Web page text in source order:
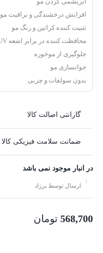
افزایش درخشندگی و براقیت مو
تثبیت کننده کراتین و رنگ مو
محافظت کننده در برابر اشعه UV
جلوگیری از موخوره
جوانسازی مو
بدون سولفات و چربی
گارانتی اصالت کالا
ضمانت سلامت فیزیکی کالا
در انبار موجود نمی باشد
ارسال توسط برزاد
568,700 تومان